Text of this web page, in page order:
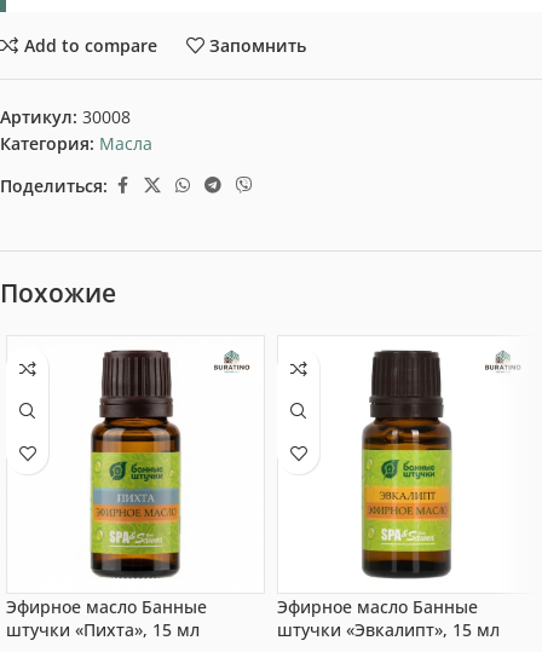
Add to compare Запомнить
Артикул: 30008
Категория: Масла
Поделиться:
Похожие
Эфирное масло Банные
штучки «Пихта», 15 мл
Эфирное масло Банные
штучки «Эвкалипт», 15 мл